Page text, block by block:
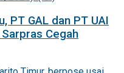
PT GAL dan PT UAI
Cegah